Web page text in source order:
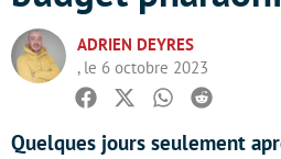
ADRIEN DEYRES
, le 6 octobre 2023
Facebook
TwitterWhatsapp
Reddit
Quelques jours seulement